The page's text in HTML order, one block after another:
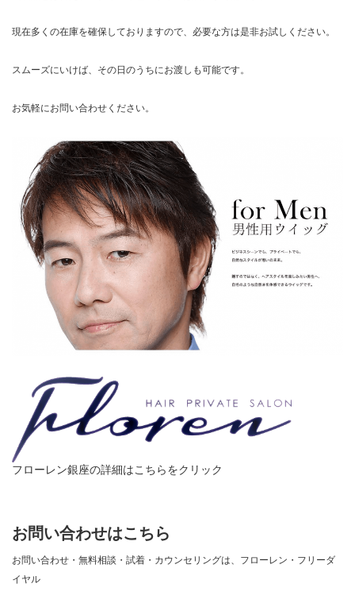
現在多くの在庫を確保しておりますので、必要な方は是非お試しください。
スムーズにいけば、その日のうちにお渡しも可能です。
お気軽にお問い合わせください。
フローレン銀座の詳細はこちらをクリック
お問い合わせはこちら
お問い合わせ・無料相談・試着・カウンセリングは、フローレン・フリーダ
イヤル